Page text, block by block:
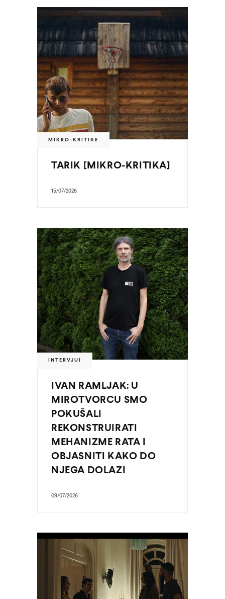
MIKRO-KRITIKE
TARIK [MIKRO-KRITIKA]
15/07/2026
INTERVJUI
IVAN RAMLJAK: U
MIROTVORCU SMO
POKUŠALI
REKONSTRUIRATI
MEHANIZME RATA I
OBJASNITI KAKO DO
NJEGA DOLAZI
09/07/2026